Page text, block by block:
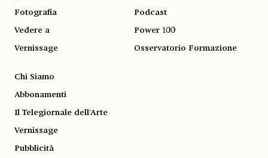
Fotografia
Vedere a
Vernissage
Podcast
Power 100
Osservatorio Formazione
Chi Siamo
Abbonamenti
Il Telegiornale dell'Arte
Vernissage
Pubblicità